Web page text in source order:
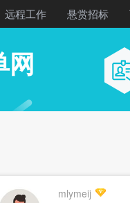
远程工作 悬赏招标
网
mlymeij